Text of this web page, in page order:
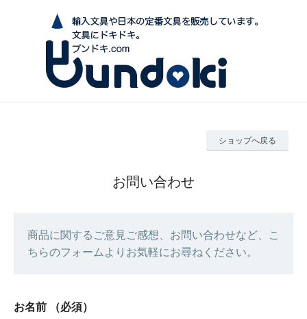
ショップへ戻る
お問い合わせ
商品に関するご意見ご感想、お問い合わせなど、こ
ちらのフォームよりお気軽にお尋ねください。
お名前 （必須）